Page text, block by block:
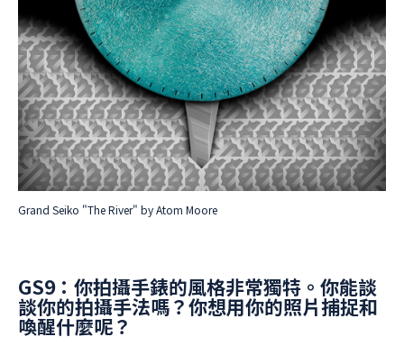
Grand Seiko "The River" by Atom Moore
GS9：你拍攝手錶的風格非常獨特。你能談
談你的拍攝手法嗎？你想用你的照片捕捉和
喚醒什麼呢？